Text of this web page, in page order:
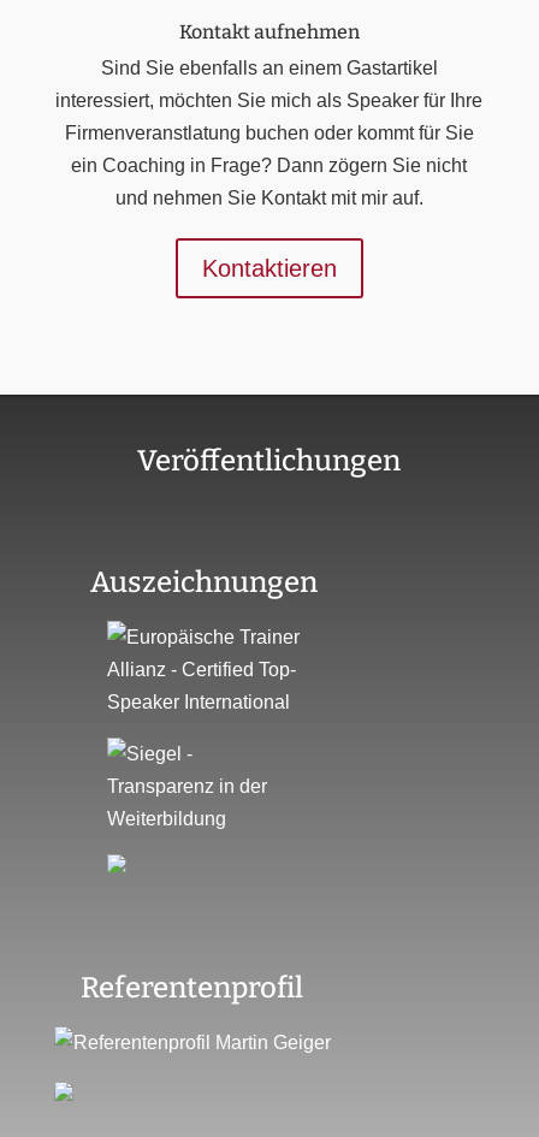
Kontakt aufnehmen
Sind Sie ebenfalls an einem Gastartikel
interessiert, möchten Sie mich als Speaker für Ihre
Firmenveranstlatung buchen oder kommt für Sie
ein Coaching in Frage? Dann zögern Sie nicht
und nehmen Sie Kontakt mit mir auf.
Kontaktieren
Veröffentlichungen
Auszeichnungen
Referentenprofil